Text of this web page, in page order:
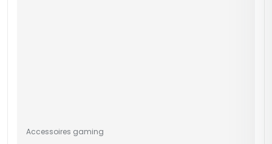
Accessoires gaming